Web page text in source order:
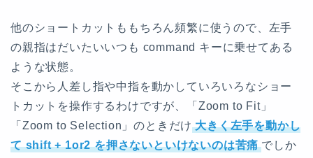
他のショートカットももちろん頻繁に使うので、左手
の親指はだいたいいつも command キーに乗せてある
ような状態。
そこから人差し指や中指を動かしていろいろなショー
トカットを操作するわけですが、「Zoom to Fit」
「Zoom to Selection」のときだけ 大きく左手を動かし
て shift + 1or2 を押さないといけないのは苦痛 でしか